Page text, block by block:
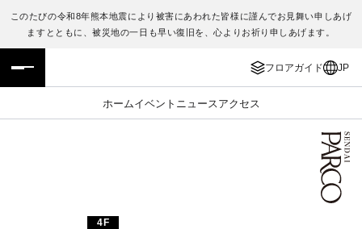
このたびの令和8年熊本地震により被害にあわれた皆様に謹んでお見舞い申しあげ
ますとともに、被災地の一日も早い復旧を、心よりお祈り申しあげます。
フロアガイド JP
ホームイベント ニュース アクセス
フロアガイド
施設案内・アクセス
ENGLISH
繁体字
4F